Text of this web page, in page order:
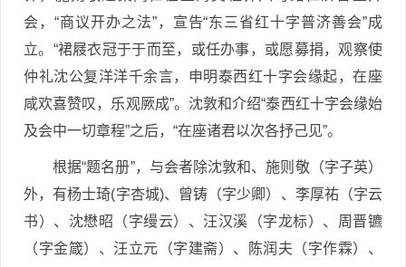
会，“商议开办之法”，宣告“东三省红十字普济善会”成
立。“裙屐衣冠于于而至，或任办事，或愿募捐，观察使
仲礼沈公复洋洋千余言，申明泰西红十字会缘起，在座
咸欢喜赞叹，乐观厥成”。沈敦和介绍“泰西红十字会缘始
及会中一切章程”之后，“在座诸君以次各抒己见”。
根据“题名册”，与会者除沈敦和、施则敬（字子英）
外，有杨士琦(字杏城)、曾铸（字少卿）、李厚祐（字云
书）、沈懋昭（字缦云）、汪汉溪（字龙标）、周晋镳
（字金箴）、汪立元（字建斋）、陈润夫（字作霖）、